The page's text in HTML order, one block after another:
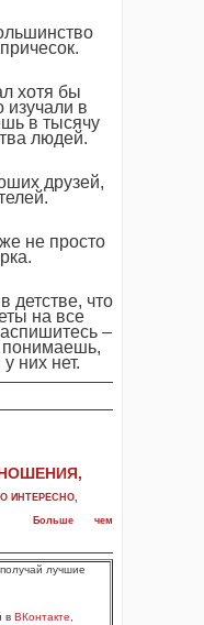
хотя бы
изучали в
в тысячу
людей.
друзей,
не просто
детстве, что
на все
–
понимаешь,
них нет.
ИНТЕРЕСНО,
Больше чем
лучшие
в ВКонтакте